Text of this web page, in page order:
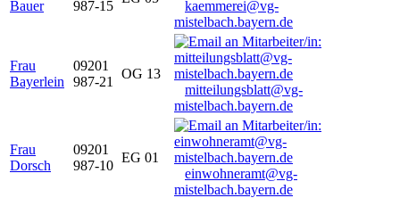
Bauer
987-15
kaemmerei@vg-
mistelbach.bayern.de
Frau
Bayerlein
09201
987-21
OG 13
mitteilungsblatt@vg-
mistelbach.bayern.de
Frau
Dorsch
09201
987-10
EG 01
einwohneramt@vg-
mistelbach.bayern.de